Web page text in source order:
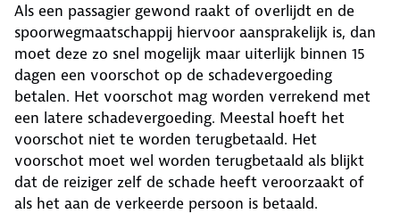
Als een passagier gewond raakt of overlijdt en de
spoorwegmaatschappij hiervoor aansprakelijk is, dan
moet deze zo snel mogelijk maar uiterlijk binnen 15
dagen een voorschot op de schadevergoeding
betalen. Het voorschot mag worden verrekend met
een latere schadevergoeding. Meestal hoeft het
voorschot niet te worden terugbetaald. Het
voorschot moet wel worden terugbetaald als blijkt
dat de reiziger zelf de schade heeft veroorzaakt of
als het aan de verkeerde persoon is betaald.